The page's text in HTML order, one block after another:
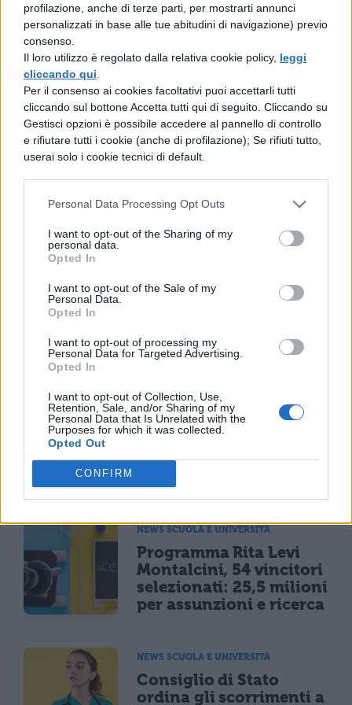
profilazione, anche di terze parti, per mostrarti annunci
personalizzati in base alle tue abitudini di navigazione) previo
consenso.
Il loro utilizzo è regolato dalla relativa cookie policy, leggi
cliccando qui
Per il consenso ai cookies facoltativi puoi accettarli tutti
cliccando sul bottone Accetta tutti qui di seguito. Cliccando su
Gestisci opzioni è possibile accedere al pannello di controllo
e rifiutare tutti i cookie (anche di profilazione); Se rifiuti tutto,
userai solo i cookie tecnici di default.
Personal Data Processing Opt Outs
I want to opt-out of the Sharing of my
personal data.
Opted In
I want to opt-out of the Sale of my
Personal Data.
Opted In
I want to opt-out of processing my
Personal Data for Targeted Advertising.
Opted In
I want to opt-out of Collection, Use,
Retention, Sale, and/or Sharing of my
Personal Data that Is Unrelated with the
Purposes for which it was collected.
Opted Out
CONFIRM
Un tempo sufficiente, comunque, per
strappare la vittoria
Ilragazzoha raccontato inoltre che avere
una memoria superiore alla media è di
grande aiuto a scuola (e ci crediamo).
"E'stata mia madre a scoprire la mia dote.
Avevo tre anni quando mi lesse una favola
ed io fui capace di ripeterla, parola per
parola".
TI POTREBBE INTERESSARE
Maturità 2026, il sud
domina con 14.123 lodi
25% per il taglio ai
NEWS SCUOLA E UNIVERSITÀ
Programma Rita Levi
Montalcini, 54 vincitori
selezionati: 25,5 milioni
per assunzioni e ricerca
NEWS SCUOLA E UNIVERSITÀ
Consiglio di Stato
ordina gli scorrimenti a